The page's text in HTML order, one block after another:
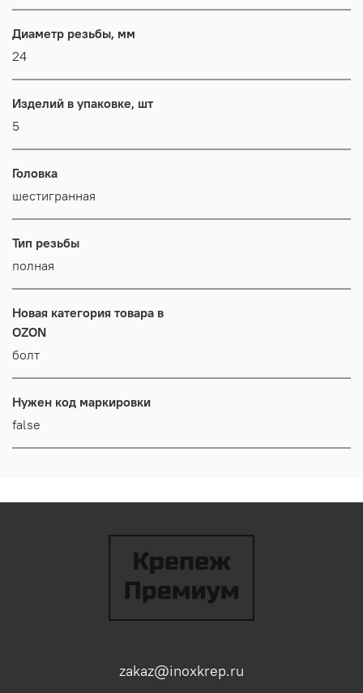
Диаметр резьбы, мм
24
Изделий в упаковке, шт
5
Головка
шестигранная
Тип резьбы
полная
Новая категория товара в
OZON
болт
Нужен код маркировки
false
zakaz@inoxkrep.ru